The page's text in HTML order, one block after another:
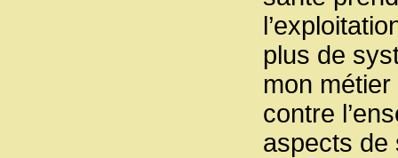
plus de
mon
contre
aspects de